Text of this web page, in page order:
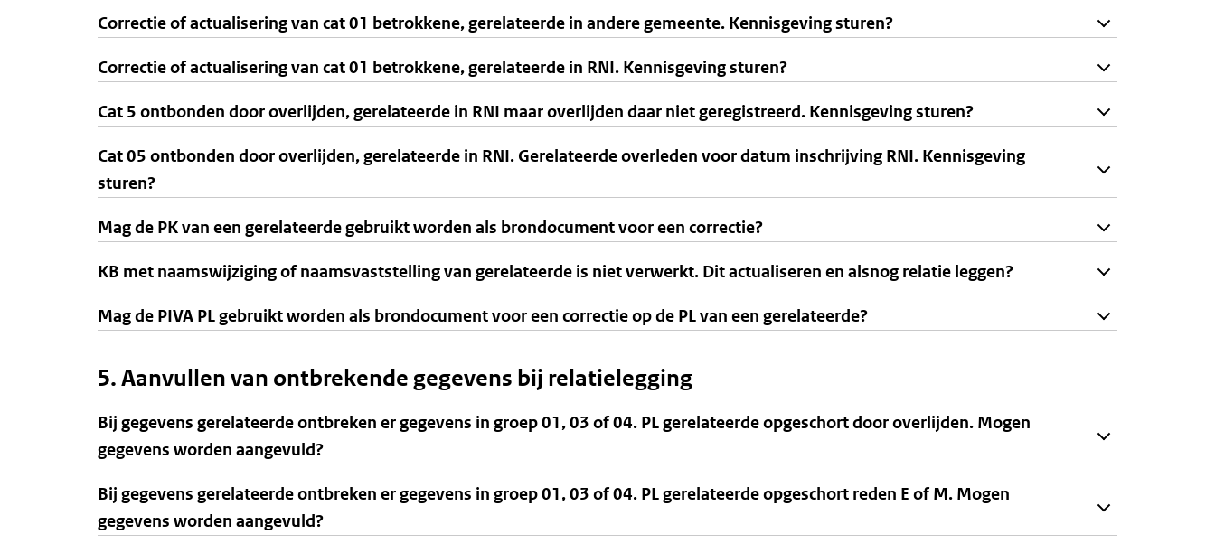
Correctie of actualisering van cat 01 betrokkene, gerelateerde in andere gemeente. Kennisgeving sturen?
Correctie of actualisering van cat 01 betrokkene, gerelateerde in RNI. Kennisgeving sturen?
Cat 5 ontbonden door overlijden, gerelateerde in RNI maar overlijden daar niet geregistreerd. Kennisgeving sturen?
Cat 05 ontbonden door overlijden, gerelateerde in RNI. Gerelateerde overleden voor datum inschrijving RNI. Kennisgeving
sturen?
Mag de PK van een gerelateerde gebruikt worden als brondocument voor een correctie?
KB met naamswijziging of naamsvaststelling van gerelateerde is niet verwerkt. Dit actualiseren en alsnog relatie leggen?
Mag de PIVA PL gebruikt worden als brondocument voor een correctie op de PL van een gerelateerde?
5. Aanvullen van ontbrekende gegevens bij relatielegging
Bij gegevens gerelateerde ontbreken er gegevens in groep 01, 03 of 04. PL gerelateerde opgeschort door overlijden. Mogen
gegevens worden aangevuld?
Bij gegevens gerelateerde ontbreken er gegevens in groep 01, 03 of 04. PL gerelateerde opgeschort reden E of M. Mogen
gegevens worden aangevuld?